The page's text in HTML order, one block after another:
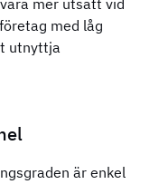
mer utsatt vid
med låg
utnyttja
är enkel